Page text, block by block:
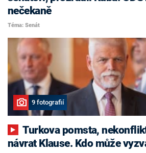
nečekaně
Téma: Senát
9 fotografií
Turkova pomsta, nekonfliktní Havlíček i
návrat Klause. Kdo může